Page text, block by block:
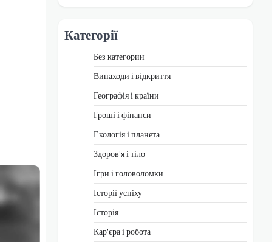
Категорії
Без категории
Винаходи і відкриття
Географія і країни
Гроші і фінанси
Екологія і планета
Здоров'я і тіло
Ігри і головоломки
Історії успіху
Історія
Кар'єра і робота